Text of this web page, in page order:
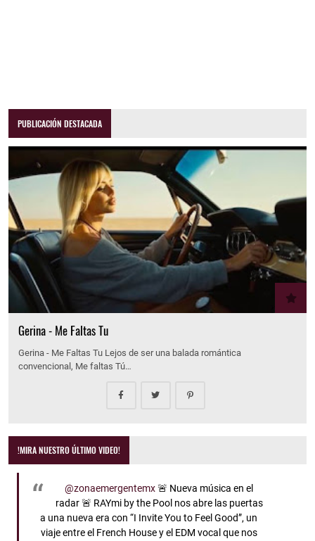
PUBLICACIÓN DESTACADA
Gerina - Me Faltas Tu
Gerina - Me Faltas Tu Lejos de ser una balada romántica
convencional, Me faltas Tú…
!MIRA NUESTRO ÚLTIMO VIDEO!
@zonaemergentemx🚨 Nueva música en el
radar 🚨 RAYmi by the Pool nos abre las puertas
a una nueva era con “I Invite You to Feel Good”, un
viaje entre el French House y el EDM vocal que nos